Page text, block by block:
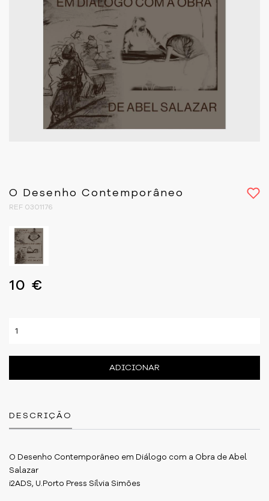
O Desenho Contemporâneo
REF 0301176
10 €
ADICIONAR
DESCRIÇÃO
O Desenho Contemporâneo em Diálogo com a Obra de Abel
Salazar
i2ADS, U.Porto Press Sílvia Simões